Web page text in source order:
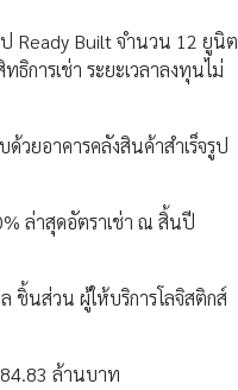
ป Ready Built จำนวน 12 ยูนิต
การเช่า ระยะเวลาลงทุนไม่
วยอาคารคลังสินค้าสำเร็จรูป
ล่าสุดอัตราเช่า ณ สิ้นปี
ชิ้นส่วน ผู้ให้บริการโลจิสติกส์
ล้านบาท